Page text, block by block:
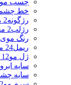
خط
رژگونه2 محصول
رژلب2 محصول
رنگ موی
ریمل24 محصول
ژل مو12 محصول
سایه ابرو
سایه